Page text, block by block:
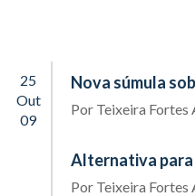
25
Out
09
Nova súmula
Por Teixeira Fortes
Alternativa para
Por Teixeira Fortes